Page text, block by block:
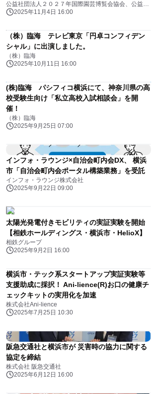
公益社団法人２０２７年国際園芸博覧会協会、公益財団法人日本交通文化協会
2025年11月4日 16:00
（株）臨海 テレビ東京「円卓コンフィデン
シャル」に出演しました。
（株）臨海
2025年10月11日 16:00
(株)臨海 パシフィコ横浜にて、神奈川県の高
校受験生向け「私立高校入試相談会」を開
催！
（株）臨海
2025年9月25日 07:00
インフォ・ラウンジ×自治会町内会DX、 横浜
市「自治会町内会ポータル構築業務」を受託
インフォ・ラウンジ株式会社
2025年9月22日 09:00
太陽光発電付きモビリティの実証実験を開始
【相鉄ホールディングス・横浜市・HelioX】
相鉄グループ
2025年9月2日 16:00
横浜市・テック系スタートアップ実証実験等
支援助成に採択！ Ani-lience(R)お口の健康チ
ェックキットの実用化を加速
株式会社Ani-lience
2025年7月25日 10:30
阪急交通社と横浜市が 災害時の協力に関する
協定を締結
株式会社 阪急交通社
2025年6月12日 16:00